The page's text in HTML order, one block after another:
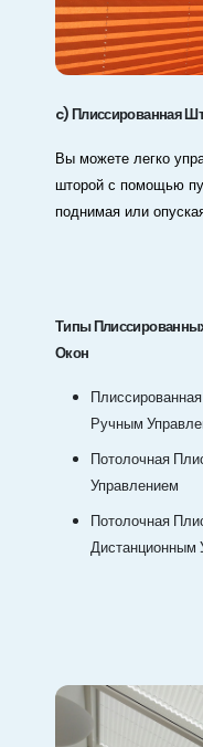
c) Плиссированная
Вы можете легко
шторой с помощью
поднимая или
Типы
Окон
Ручным
Потолочная
Управлением
Потолочная
Дистанционным